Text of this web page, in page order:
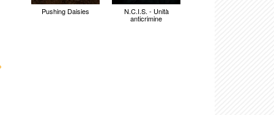
Pushing Daisies N.C.I.S. - Unità
anticrimine